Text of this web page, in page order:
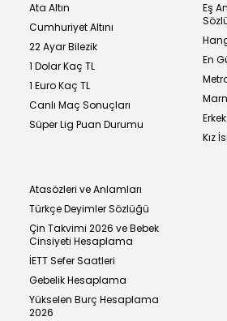
Ata Altın
Cumhuriyet Altını
22 Ayar Bilezik
1 Dolar Kaç TL
1 Euro Kaç TL
Canlı Maç Sonuçları
Süper Lig Puan Durumu
Eş
En
Kız
Atasözleri ve Anlamları
Türkçe Deyimler Sözlüğü
Çin Takvimi 2026 ve Bebek
Cinsiyeti Hesaplama
İETT Sefer Saatleri
Gebelik Hesaplama
Yükselen Burç Hesaplama
2026